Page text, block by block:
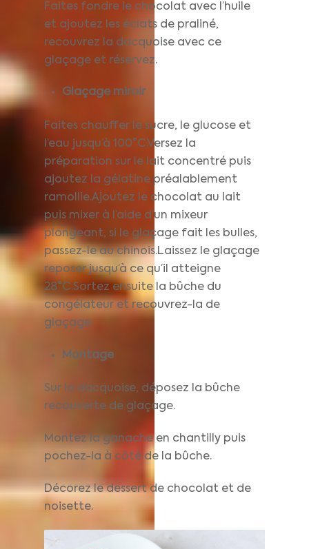
Faites fondre le chocolat avec l’huile
et ajoutez les éclats de praliné,
recouvrez la dacquoise avec ce
glaçage et réservez.
Glaçage miroir
Faites chauffer le sucre, le glucose et
l’eau jusqu’à 100°C.Versez la
préparation sur le lait concentré puis
ajoutez la gélatine préalablement
ramollie.Ajoutez le chocolat au lait
puis mixer à l’aide d’un mixeur
plongeant, si le glaçage fait les bulles,
passez-le au chinois.Laissez le glaçage
reposer jusqu’à ce qu’il atteigne
28°C.Sortez ensuite la bûche du
congélateur et recouvrez-la de
glaçage.
Montage
Sur la dacquoise, déposez la bûche
recouverte de glaçage.
Montez la ganache en chantilly puis
pochez-la à côté de la bûche.
Décorez le dessert de chocolat et de
noisette.